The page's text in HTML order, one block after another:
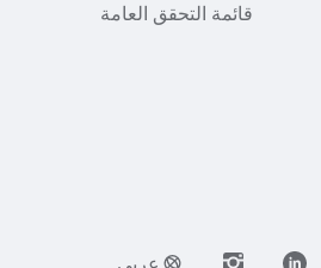
قائمة التحقق العامة